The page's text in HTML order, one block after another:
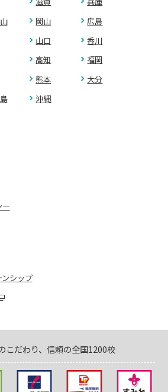
岡山
広島
山口
香川
高知
福岡
熊本
大分
沖縄
ー
シップ
こだわり、信頼の全国1200校